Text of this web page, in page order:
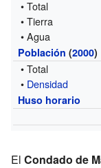
• Total
• Tierra
• Agua
Población (2000)
• Total
• Densidad
Huso horario
El Condado de